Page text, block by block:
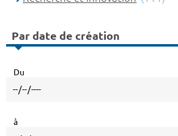
Par date de création
Du
à